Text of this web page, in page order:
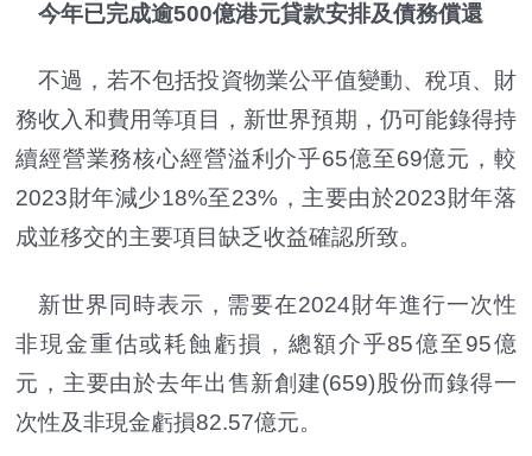
今年已完成逾500億港元貸款安排及債務償還
不過，若不包括投資物業公平值變動、稅項、財
務收入和費用等項目，新世界預期，仍可能錄得持
續經營業務核心經營溢利介乎65億至69億元，較
2023財年減少18%至23%，主要由於2023財年落
成並移交的主要項目缺乏收益確認所致。
新世界同時表示，需要在2024財年進行一次性
非現金重估或耗蝕虧損，總額介乎85億至95億
元，主要由於去年出售新創建(659)股份而錄得一
次性及非現金虧損82.57億元。